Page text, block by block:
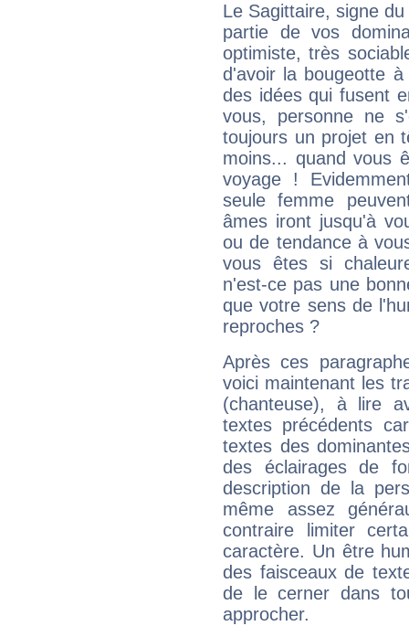
Le Sagittaire, signe
partie de vos
optimiste, très
d'avoir la bougeotte
des idées qui fusent
vous, personne ne
toujours un projet en
moins... quand vous
voyage !
seule femme
âmes iront jusqu'à
ou de tendance à
vous êtes si
n'est-ce pas une
que votre sens de
reproches ?
Après ces
voici maintenant les
(chanteuse), à lire
textes précédents
textes des
des éclairages de
description de la
même assez
contraire limiter
caractère. Un être
des faisceaux de
de le cerner dans
approcher.